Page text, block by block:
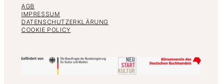
AGB
IMPRESSUM
DATENSCHUTZERKLÄRUNG
COOKIE POLICY